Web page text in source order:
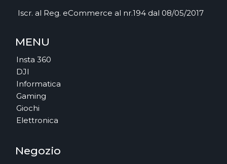
Iscr. al Reg. eCommerce al nr.194 dal 08/05/2017
MENU
Insta 360
DJI
Informatica
Gaming
Giochi
Elettronica
Negozio